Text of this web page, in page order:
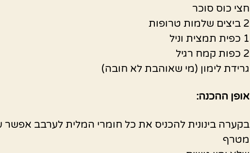
חצי כוס סוכר
2 ביצים שלמות טרופות
1 כפית תמצית וניל
2 כפות קמח רגיל
גרידת לימון (מי שאוהבת לא חובה)
אופן ההכנה:
בקערה בינונית להכניס את כל חומרי המלית לערבב אפשר
מטרף